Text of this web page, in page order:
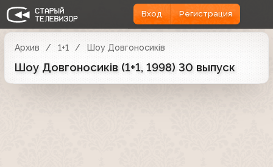
Вход Регистрация
Архив 1+1 Шоу Довгоносиків
Шоу Довгоносиків (1+1, 1998) 30 выпуск